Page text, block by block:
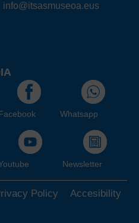
info@itsasmuseoa.eus
Whatsapp
Newsletter
Policy Accesibility